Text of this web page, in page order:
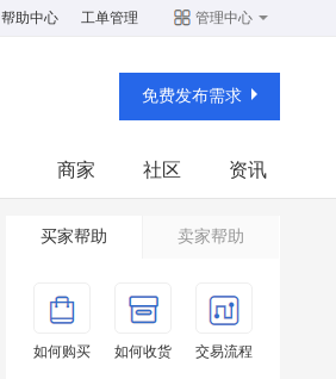
帮助中心 工单管理 管理中心
免费发布需求
资讯
社区
商家
买家帮助 卖家帮助
如何购买 如何收货 交易流程